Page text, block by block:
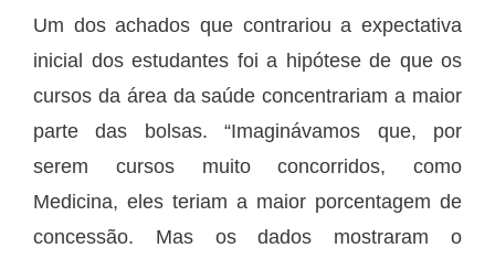
Um dos achados que contrariou a expectativa
inicial dos estudantes foi a hipótese de que os
cursos da área da saúde concentrariam a maior
parte das bolsas. “Imaginávamos que, por
serem cursos muito concorridos, como
Medicina, eles teriam a maior porcentagem de
concessão. Mas os dados mostraram o